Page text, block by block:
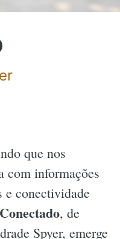
que nos
com informações
e conectividade
Conectado, de
Spyer, emerge